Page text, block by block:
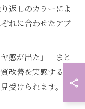
返しのカラーによ
れに合わせたアプ
感が出た」「まと
改善を実感するき
受けられます。